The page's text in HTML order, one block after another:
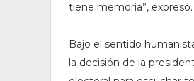
tiene memoria”, expresó.
Bajo el sentido
la decisión de la